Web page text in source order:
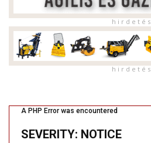
h i r d e t é s
h i r d e t é s
A PHP Error was encountered
SEVERITY: NOTICE